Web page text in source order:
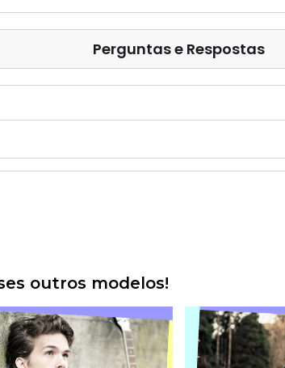
Perguntas e Respostas
outros modelos!